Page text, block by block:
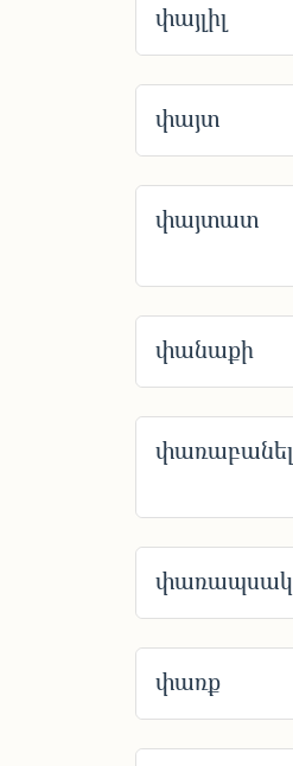
փայլիլ
փայտ
փայտատ
փանաքի
փառաբանել
փառապսակ
փառք